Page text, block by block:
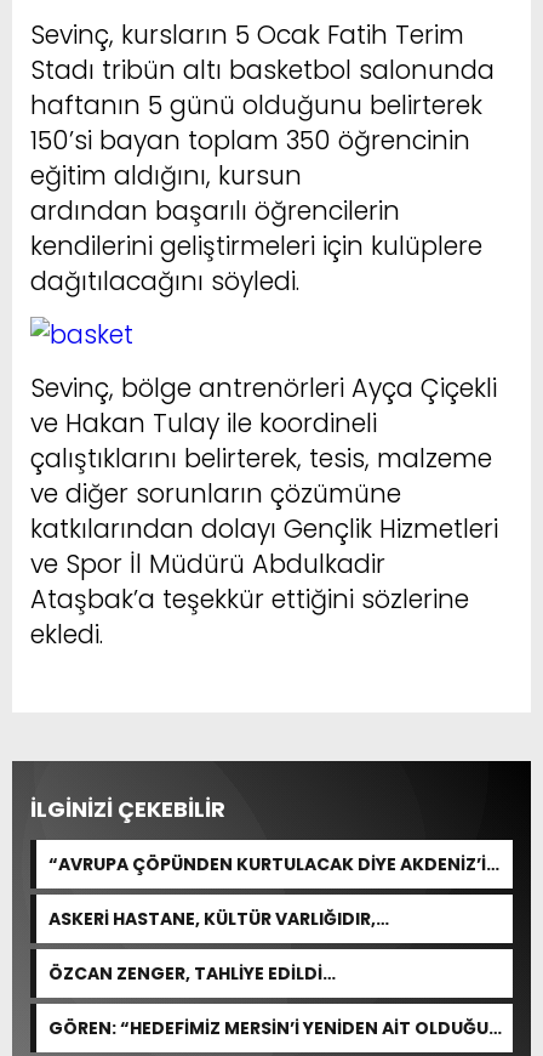
Sevinç, kursların 5 Ocak Fatih Terim
Stadı tribün altı basketbol salonunda
haftanın 5 günü olduğunu belirterek
150’si bayan toplam 350 öğrencinin
eğitim aldığını, kursun
ardından başarılı öğrencilerin
kendilerini geliştirmeleri için kulüplere
dağıtılacağını söyledi.
Sevinç, bölge antrenörleri Ayça Çiçekli
ve Hakan Tulay ile koordineli
çalıştıklarını belirterek, tesis, malzeme
ve diğer sorunların çözümüne
katkılarından dolayı Gençlik Hizmetleri
ve Spor İl Müdürü Abdulkadir
Ataşbak’a teşekkür ettiğini sözlerine
ekledi.
İLGİNİZİ ÇEKEBİLİR
“AVRUPA ÇÖPÜNDEN KURTULACAK DİYE AKDENİZ’İ
FEDA EDEMEZSİNİZ!”
ASKERİ HASTANE, KÜLTÜR VARLIĞIDIR,
ÖZELLEŞTİRİLEMEZ!
ÖZCAN ZENGER, TAHLİYE EDİLDİ…
GÖREN: “HEDEFİMİZ MERSİN’İ YENİDEN AİT OLDUĞU